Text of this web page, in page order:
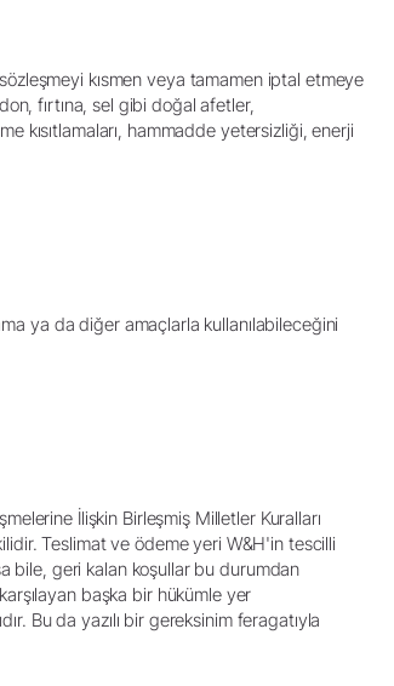
kısmen veya tamamen iptal etmeye
fırtına, sel gibi doğal afetler,
kısıtlamaları, hammadde yetersizliği, enerji
ya da diğer amaçlarla kullanılabileceğini
İlişkin Birleşmiş Milletler Kuralları
Teslimat ve ödeme yeri W&H'in tescilli
bile, geri kalan koşullar bu durumdan
başka bir hükümle yer
Bu da yazılı bir gereksinim feragatıyla